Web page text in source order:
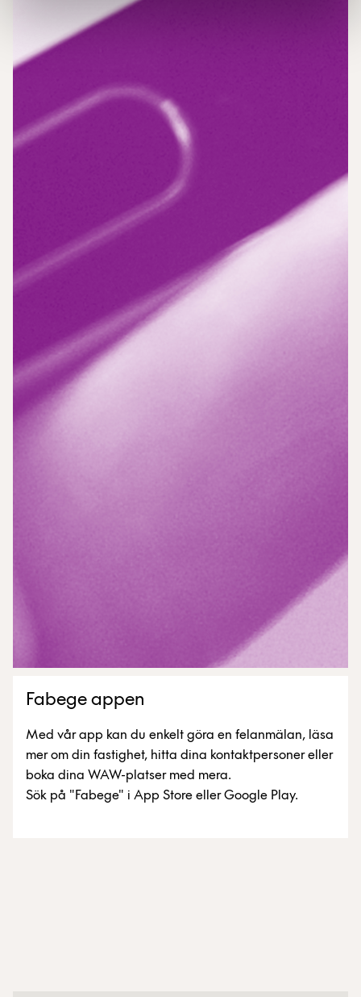
Fabege appen
Med vår app kan du enkelt göra en felanmälan, läsa
mer om din fastighet, hitta dina kontaktpersoner eller
boka dina WAW-platser med mera.
Sök på "Fabege" i App Store eller Google Play.